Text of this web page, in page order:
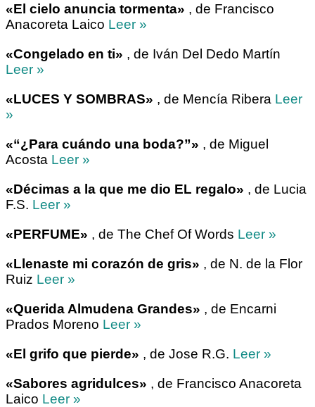
«El cielo anuncia tormenta» , de Francisco
Anacoreta Laico Leer »
«Congelado en ti» , de Iván Del Dedo Martín
Leer »
«LUCES Y SOMBRAS» , de Mencía Ribera Leer
»
«“¿Para cuándo una boda?”» , de Miguel
Acosta Leer »
«Décimas a la que me dio EL regalo» , de Lucia
F.S. Leer »
«PERFUME» , de The Chef Of Words Leer »
«Llenaste mi corazón de gris» , de N. de la Flor
Ruiz Leer »
«Querida Almudena Grandes» , de Encarni
Prados Moreno Leer »
«El grifo que pierde» , de Jose R.G. Leer »
«Sabores agridulces» , de Francisco Anacoreta
Laico Leer »